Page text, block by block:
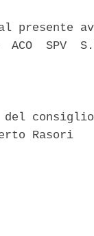
presente
SPV
Rasori